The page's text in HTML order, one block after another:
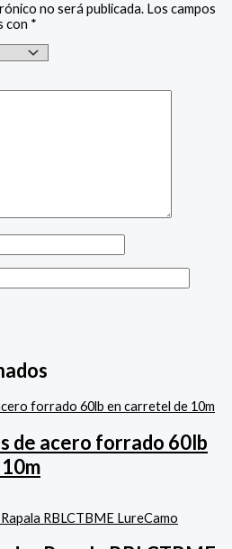
no será publicada. Los campos
con *
de acero forrado 60lb